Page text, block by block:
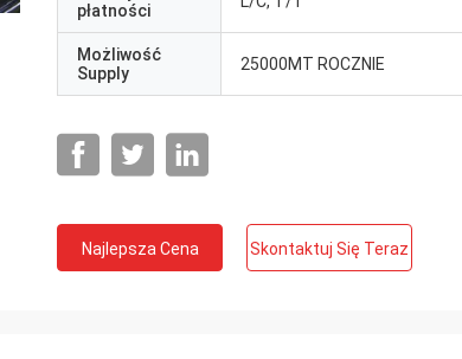
płatności
Możliwość
Supply
25000MT ROCZNIE
Najlepsza Cena Skontaktuj Się Teraz